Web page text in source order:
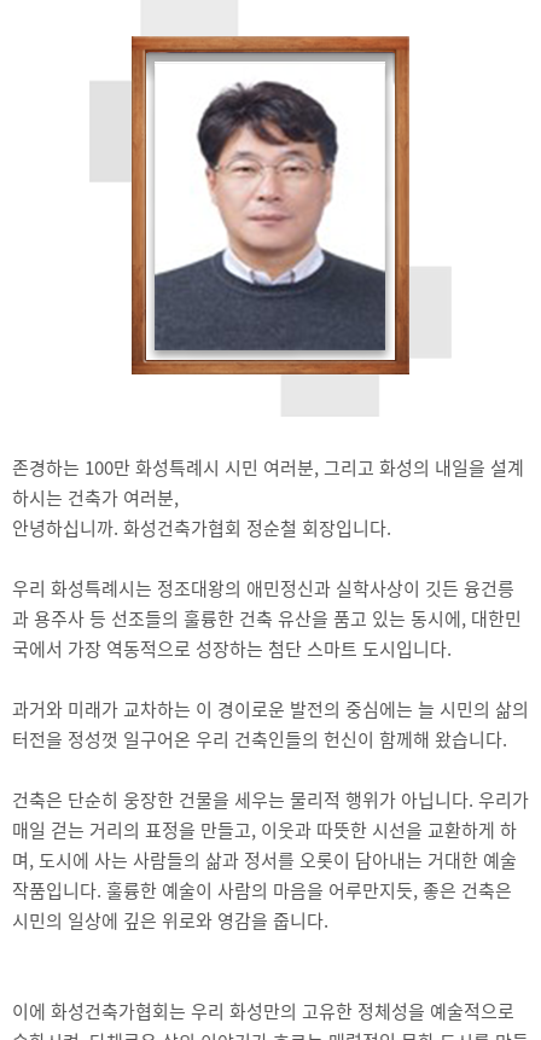
존경하는 100만 화성특례시 시민 여러분, 그리고 화성의 내일을 설계
하시는 건축가 여러분,
안녕하십니까. 화성건축가협회 정순철 회장입니다.
우리 화성특례시는 정조대왕의 애민정신과 실학사상이 깃든 융건릉
과 용주사 등 선조들의 훌륭한 건축 유산을 품고 있는 동시에, 대한민
국에서 가장 역동적으로 성장하는 첨단 스마트 도시입니다.
과거와 미래가 교차하는 이 경이로운 발전의 중심에는 늘 시민의 삶의
터전을 정성껏 일구어온 우리 건축인들의 헌신이 함께해 왔습니다.
건축은 단순히 웅장한 건물을 세우는 물리적 행위가 아닙니다. 우리가
매일 걷는 거리의 표정을 만들고, 이웃과 따뜻한 시선을 교환하게 하
며, 도시에 사는 사람들의 삶과 정서를 오롯이 담아내는 거대한 예술
작품입니다. 훌륭한 예술이 사람의 마음을 어루만지듯, 좋은 건축은
시민의 일상에 깊은 위로와 영감을 줍니다.
이에 화성건축가협회는 우리 화성만의 고유한 정체성을 예술적으로